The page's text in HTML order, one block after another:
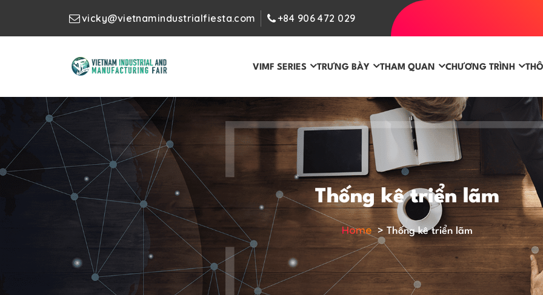
vicky@vietnamindustrialfiesta.com +84 906 472 029
VIMF SERIES TRƯNG BÀY THAM QUAN CHƯƠNG TRÌNH
Thống kê triển lãm
Home> Thống kê triển lãm